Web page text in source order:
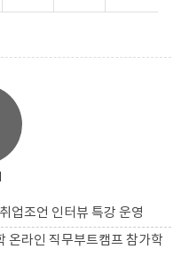
업조언 인터뷰 특강 운영
온라인 직무부트캠프 참가학